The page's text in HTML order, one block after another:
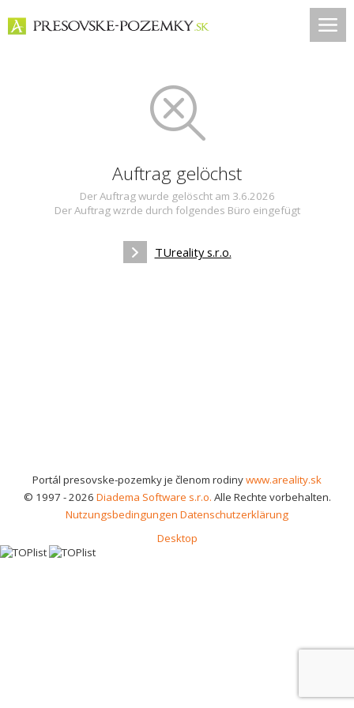
Auftrag gelöchst
Der Auftrag wurde gelöscht am 3.6.2026
Der Auftrag wzrde durch folgendes Büro eingefügt
TUreality s.r.o.
Portál presovske-pozemky je členom rodinywww.areality.sk
© 1997 - 2026 Diadema Software s.r.o. Alle Rechte vorbehalten.
Nutzungsbedingungen Datenschutzerklärung
Desktop